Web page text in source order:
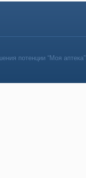
потенции “Моя